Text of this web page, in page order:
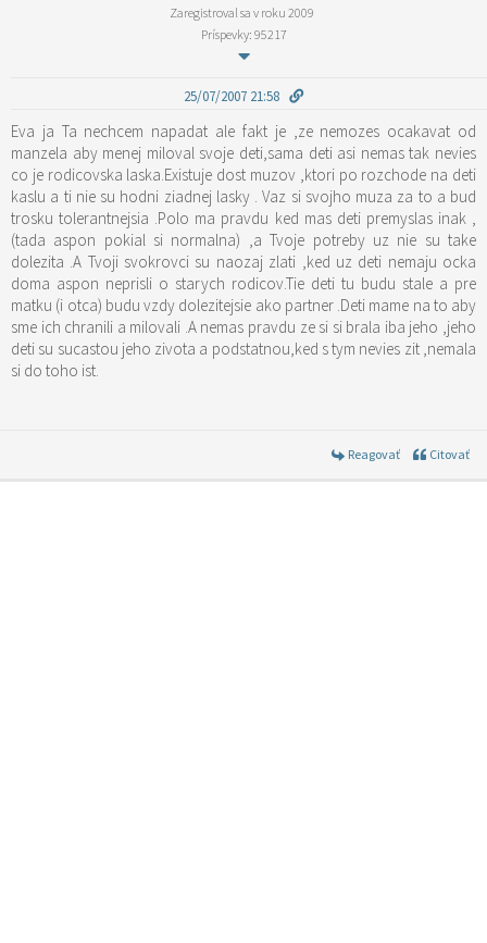
Zaregistroval sa v roku 2009
Príspevky: 95217
25/07/2007 21:58
Eva ja Ta nechcem napadat ale fakt je ,ze nemozes ocakavat od
manzela aby menej miloval svoje deti,sama deti asi nemas tak nevies
co je rodicovska laska.Existuje dost muzov ,ktori po rozchode na deti
kaslu a ti nie su hodni ziadnej lasky . Vaz si svojho muza za to a bud
trosku tolerantnejsia .Polo ma pravdu ked mas deti premyslas inak ,
(tada aspon pokial si normalna) ,a Tvoje potreby uz nie su take
dolezita .A Tvoji svokrovci su naozaj zlati ,ked uz deti nemaju ocka
doma aspon neprisli o starych rodicov.Tie deti tu budu stale a pre
matku (i otca) budu vzdy dolezitejsie ako partner .Deti mame na to aby
sme ich chranili a milovali .A nemas pravdu ze si si brala iba jeho ,jeho
deti su sucastou jeho zivota a podstatnou,ked s tym nevies zit ,nemala
si do toho ist.
Reagovať Citovať